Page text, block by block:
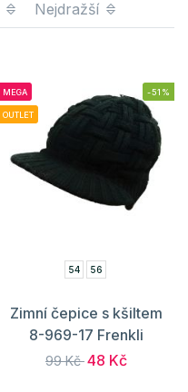
Nejdražší
MEGA
OUTLET
-51%
54 56
Zimní čepice s kšiltem
8-969-17 Frenkli
99 Kč48 Kč